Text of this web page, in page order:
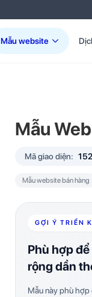
Mẫu website
Mẫu
Mã giao diện:
Mẫu website bán hàng
GỢI Ý TRIỂN
Phù hợp
rộng dần
Mẫu này phù hợp